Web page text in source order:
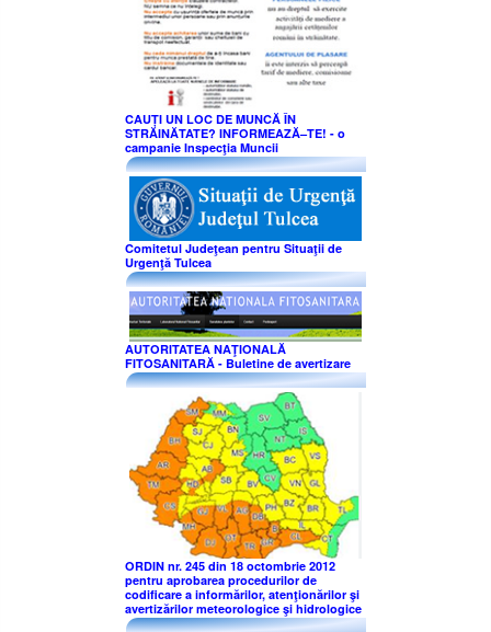
CAUȚI UN LOC DE MUNCĂ ÎN
STRĂINĂTATE? INFORMEAZĂ–TE! - o
campanie Inspecţia Muncii
Comitetul Judeţean pentru Situaţii de
Urgenţă Tulcea
AUTORITATEA NAŢIONALĂ
FITOSANITARĂ - Buletine de avertizare
ORDIN nr. 245 din 18 octombrie 2012
pentru aprobarea procedurilor de
codificare a informărilor, atenţionărilor şi
avertizărilor meteorologice şi hidrologice